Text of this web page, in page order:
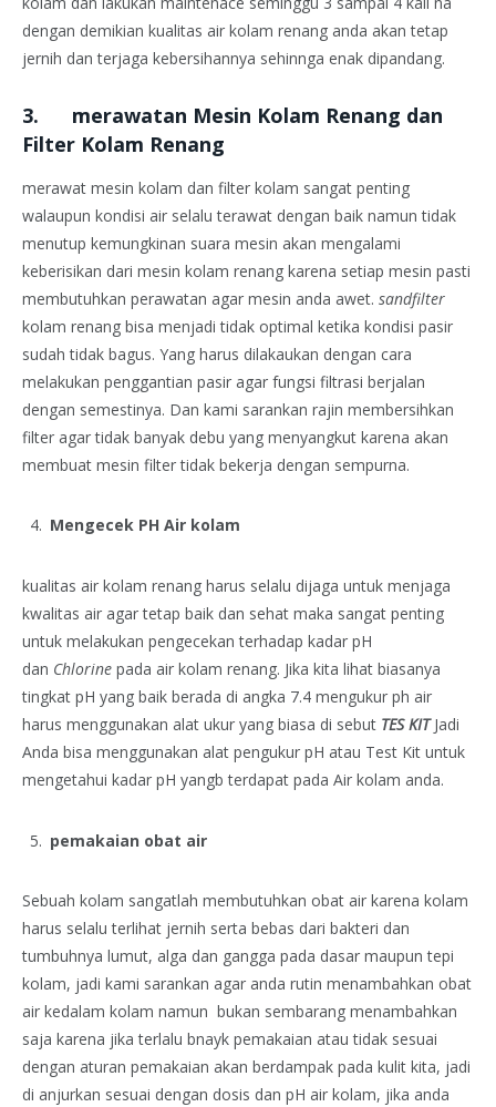
dengan demikian kualitas air kolam renang anda akan tetap
jernih dan terjaga kebersihannya sehinnga enak dipandang.
3. merawatan Mesin Kolam Renang dan
Filter Kolam Renang
merawat mesin kolam dan filter kolam sangat penting
walaupun kondisi air selalu terawat dengan baik namun tidak
menutup kemungkinan suara mesin akan mengalami
keberisikan dari mesin kolam renang karena setiap mesin pasti
membutuhkan perawatan agar mesin anda awet. sandfilter
kolam renang bisa menjadi tidak optimal ketika kondisi pasir
sudah tidak bagus. Yang harus dilakaukan dengan cara
melakukan penggantian pasir agar fungsi filtrasi berjalan
dengan semestinya. Dan kami sarankan rajin membersihkan
filter agar tidak banyak debu yang menyangkut karena akan
membuat mesin filter tidak bekerja dengan sempurna.
Mengecek PH Air kolam
kualitas air kolam renang harus selalu dijaga untuk menjaga
kwalitas air agar tetap baik dan sehat maka sangat penting
untuk melakukan pengecekan terhadap kadar pH
dan Chlorine pada air kolam renang. Jika kita lihat biasanya
tingkat pH yang baik berada di angka 7.4 mengukur ph air
harus menggunakan alat ukur yang biasa di sebut TES KITJadi
Anda bisa menggunakan alat pengukur pH atau Test Kit untuk
mengetahui kadar pH yangb terdapat pada Air kolam anda.
pemakaian obat air
Sebuah kolam sangatlah membutuhkan obat air karena kolam
harus selalu terlihat jernih serta bebas dari bakteri dan
tumbuhnya lumut, alga dan gangga pada dasar maupun tepi
kolam, jadi kami sarankan agar anda rutin menambahkan obat
air kedalam kolam namun bukan sembarang menambahkan
saja karena jika terlalu bnayk pemakaian atau tidak sesuai
dengan aturan pemakaian akan berdampak pada kulit kita, jadi
di anjurkan sesuai dengan dosis dan pH air kolam, jika anda